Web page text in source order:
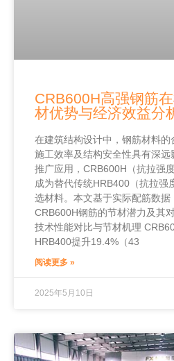
CRB600H高强钢筋
材优势与经济效益分
在建筑结构设计中，钢筋材料的
施工效率及结构安全性具有深
推广应用，CRB600H（抗拉强
成为替代传统HRB400（抗拉强
选材料。本文基于实际配筋数
CRB600H钢筋的节材潜力及其
技术性能对比与节材机理
HRB400提升19.4%（43
阅读更多 »
2025年5月10日